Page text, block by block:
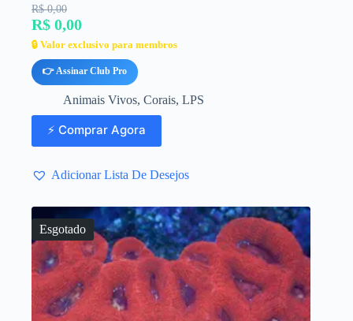
R$ 0,00
R$ 0,00
🔒 Valor exclusivo para membros
👉 Assinar Club Pro
Animais Vivos, Corais, LPS
⚡ Comprar Agora
Adicionar Lista De Desejos
Esgotado